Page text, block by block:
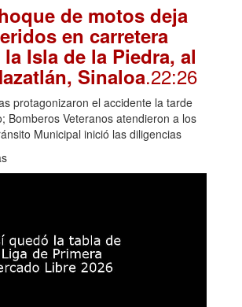
de motos deja
en carretera
Isla de la Piedra, al
Sinaloa.22:26
protagonizaron el accidente la tarde
Bomberos Veteranos atendieron a los
Municipal inició las diligencias